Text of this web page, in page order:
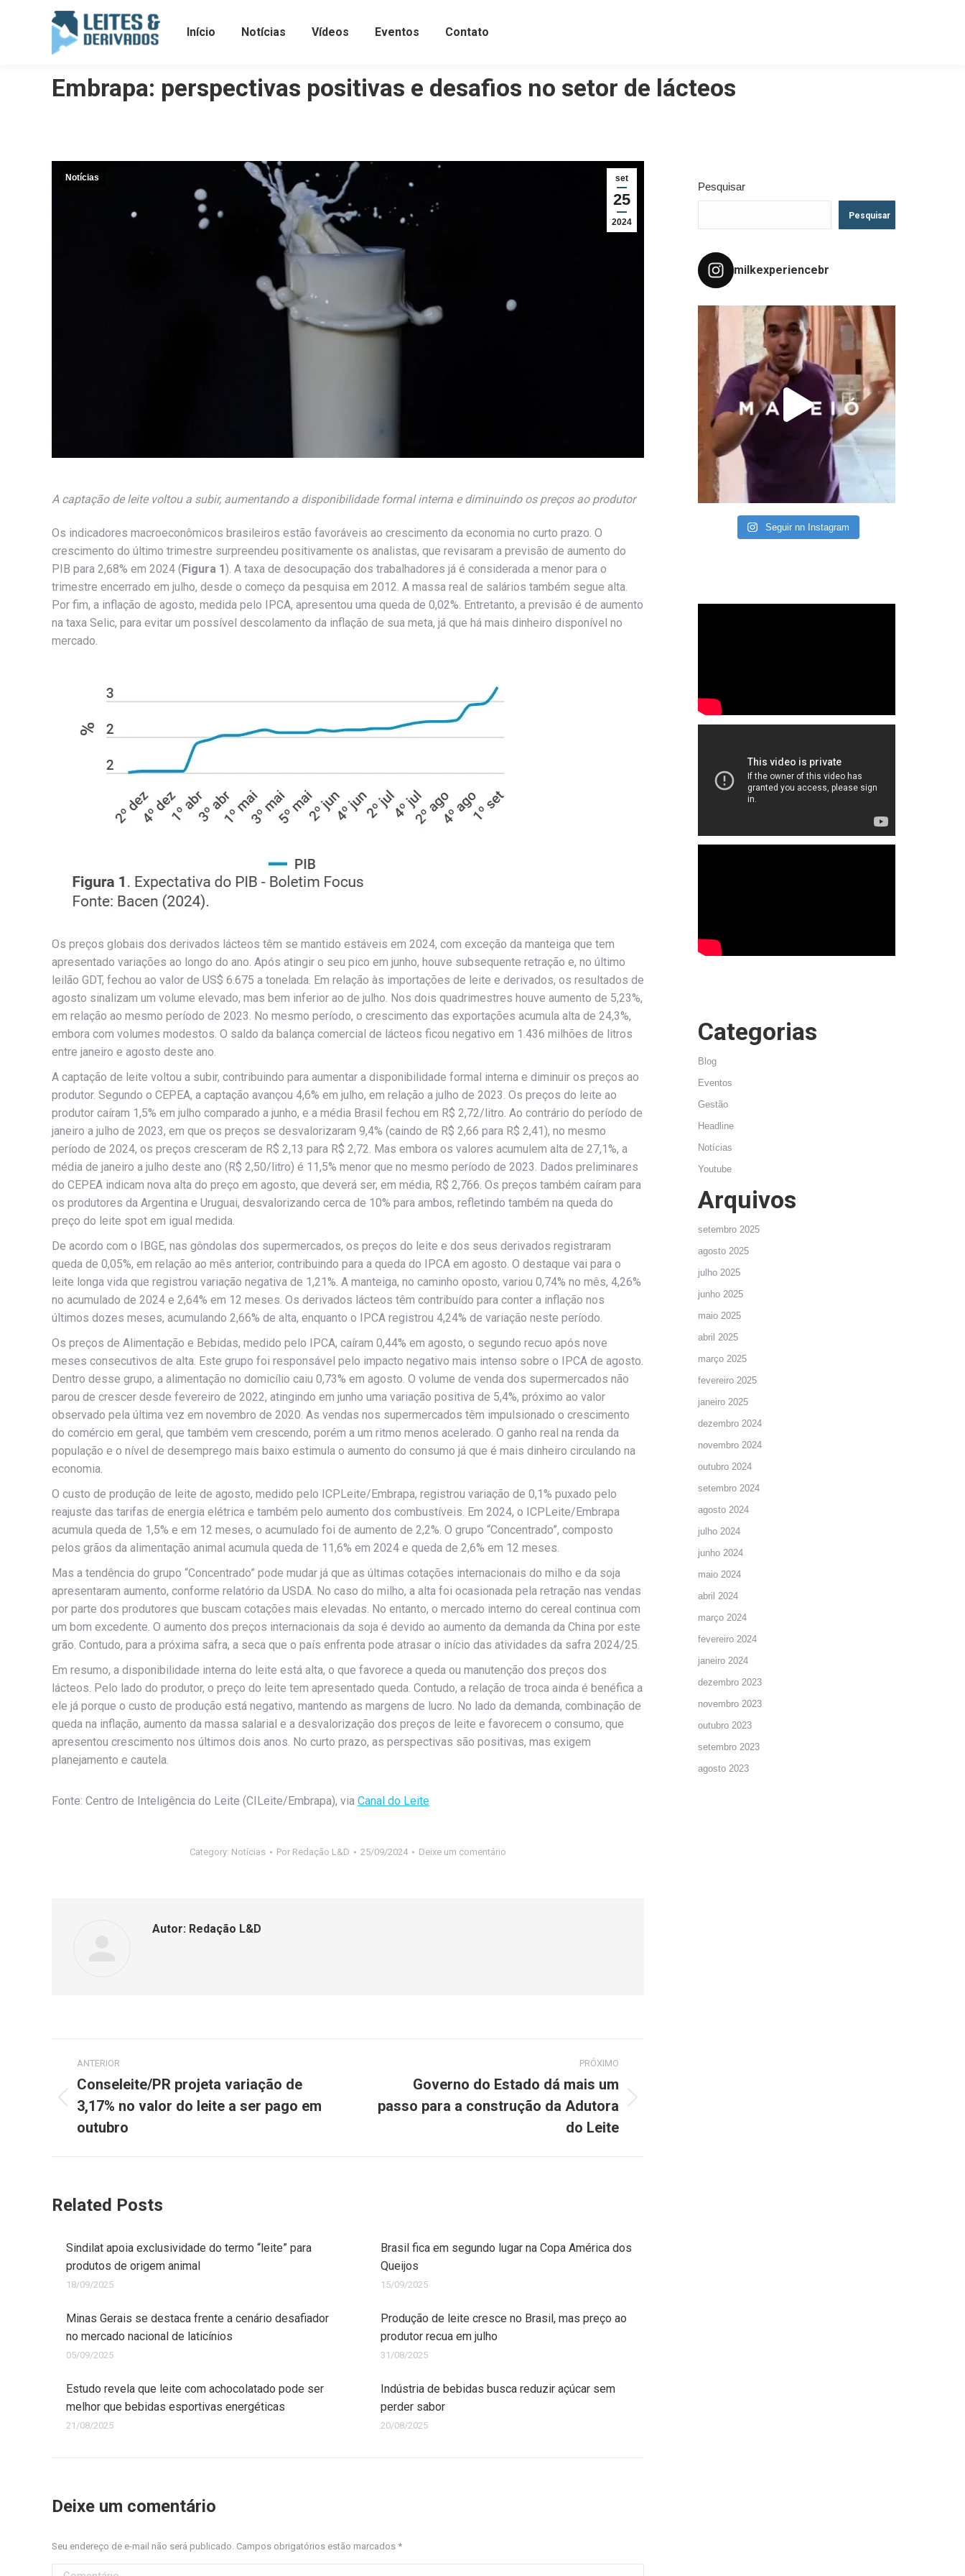
Início Notícias Vídeos Eventos Contato
Embrapa: perspectivas positivas e desafios no setor de lácteos
set
25
2024
Notícias
A captação de leite voltou a subir, aumentando a disponibilidade formal interna e diminuindo os preços ao produtor
Os indicadores macroeconômicos brasileiros estão favoráveis ao crescimento da economia no curto prazo. O
crescimento do último trimestre surpreendeu positivamente os analistas, que revisaram a previsão de aumento do
PIB para 2,68% em 2024 (Figura 1). A taxa de desocupação dos trabalhadores já é considerada a menor para o
trimestre encerrado em julho, desde o começo da pesquisa em 2012. A massa real de salários também segue alta.
Por fim, a inflação de agosto, medida pelo IPCA, apresentou uma queda de 0,02%. Entretanto, a previsão é de aumento
na taxa Selic, para evitar um possível descolamento da inflação de sua meta, já que há mais dinheiro disponível no
mercado.
Os preços globais dos derivados lácteos têm se mantido estáveis em 2024, com exceção da manteiga que tem
apresentado variações ao longo do ano. Após atingir o seu pico em junho, houve subsequente retração e, no último
leilão GDT, fechou ao valor de US$ 6.675 a tonelada. Em relação às importações de leite e derivados, os resultados de
agosto sinalizam um volume elevado, mas bem inferior ao de julho. Nos dois quadrimestres houve aumento de 5,23%,
em relação ao mesmo período de 2023. No mesmo período, o crescimento das exportações acumula alta de 24,3%,
embora com volumes modestos. O saldo da balança comercial de lácteos ficou negativo em 1.436 milhões de litros
entre janeiro e agosto deste ano.
A captação de leite voltou a subir, contribuindo para aumentar a disponibilidade formal interna e diminuir os preços ao
produtor. Segundo o CEPEA, a captação avançou 4,6% em julho, em relação a julho de 2023. Os preços do leite ao
produtor caíram 1,5% em julho comparado a junho, e a média Brasil fechou em R$ 2,72/litro. Ao contrário do período de
janeiro a julho de 2023, em que os preços se desvalorizaram 9,4% (caindo de R$ 2,66 para R$ 2,41), no mesmo
período de 2024, os preços cresceram de R$ 2,13 para R$ 2,72. Mas embora os valores acumulem alta de 27,1%, a
média de janeiro a julho deste ano (R$ 2,50/litro) é 11,5% menor que no mesmo período de 2023. Dados preliminares
do CEPEA indicam nova alta do preço em agosto, que deverá ser, em média, R$ 2,766. Os preços também caíram para
os produtores da Argentina e Uruguai, desvalorizando cerca de 10% para ambos, refletindo também na queda do
preço do leite spot em igual medida.
De acordo com o IBGE, nas gôndolas dos supermercados, os preços do leite e dos seus derivados registraram
queda de 0,05%, em relação ao mês anterior, contribuindo para a queda do IPCA em agosto. O destaque vai para o
leite longa vida que registrou variação negativa de 1,21%. A manteiga, no caminho oposto, variou 0,74% no mês, 4,26%
no acumulado de 2024 e 2,64% em 12 meses. Os derivados lácteos têm contribuído para conter a inflação nos
últimos dozes meses, acumulando 2,66% de alta, enquanto o IPCA registrou 4,24% de variação neste período.
Os preços de Alimentação e Bebidas, medido pelo IPCA, caíram 0,44% em agosto, o segundo recuo após nove
meses consecutivos de alta. Este grupo foi responsável pelo impacto negativo mais intenso sobre o IPCA de agosto.
Dentro desse grupo, a alimentação no domicílio caiu 0,73% em agosto. O volume de venda dos supermercados não
parou de crescer desde fevereiro de 2022, atingindo em junho uma variação positiva de 5,4%, próximo ao valor
observado pela última vez em novembro de 2020. As vendas nos supermercados têm impulsionado o crescimento
do comércio em geral, que também vem crescendo, porém a um ritmo menos acelerado. O ganho real na renda da
população e o nível de desemprego mais baixo estimula o aumento do consumo já que é mais dinheiro circulando na
economia.
O custo de produção de leite de agosto, medido pelo ICPLeite/Embrapa, registrou variação de 0,1% puxado pelo
reajuste das tarifas de energia elétrica e também pelo aumento dos combustíveis. Em 2024, o ICPLeite/Embrapa
acumula queda de 1,5% e em 12 meses, o acumulado foi de aumento de 2,2%. O grupo “Concentrado”, composto
pelos grãos da alimentação animal acumula queda de 11,6% em 2024 e queda de 2,6% em 12 meses.
Mas a tendência do grupo “Concentrado” pode mudar já que as últimas cotações internacionais do milho e da soja
apresentaram aumento, conforme relatório da USDA. No caso do milho, a alta foi ocasionada pela retração nas vendas
por parte dos produtores que buscam cotações mais elevadas. No entanto, o mercado interno do cereal continua com
um bom excedente. O aumento dos preços internacionais da soja é devido ao aumento da demanda da China por este
grão. Contudo, para a próxima safra, a seca que o país enfrenta pode atrasar o início das atividades da safra 2024/25.
Em resumo, a disponibilidade interna do leite está alta, o que favorece a queda ou manutenção dos preços dos
lácteos. Pelo lado do produtor, o preço do leite tem apresentado queda. Contudo, a relação de troca ainda é benéfica a
ele já porque o custo de produção está negativo, mantendo as margens de lucro. No lado da demanda, combinação de
queda na inflação, aumento da massa salarial e a desvalorização dos preços de leite e favorecem o consumo, que
apresentou crescimento nos últimos dois anos. No curto prazo, as perspectivas são positivas, mas exigem
planejamento e cautela.
Fonte: Centro de Inteligência do Leite (CILeite/Embrapa), via Canal do Leite
Category: Notícias Por Redação L&D 25/09/2024 Deixe um comentário
Autor: Redação L&D
ANTERIOR
Conseleite/PR projeta variação de
3,17% no valor do leite a ser pago em
outubro
PRÓXIMO
Governo do Estado dá mais um
passo para a construção da Adutora
do Leite
Related Posts
Sindilat apoia exclusividade do termo “leite” para
produtos de origem animal
18/09/2025
Brasil fica em segundo lugar na Copa América dos
Queijos
15/09/2025
Minas Gerais se destaca frente a cenário desafiador
no mercado nacional de laticínios
05/09/2025
Produção de leite cresce no Brasil, mas preço ao
produtor recua em julho
31/08/2025
Estudo revela que leite com achocolatado pode ser
melhor que bebidas esportivas energéticas
21/08/2025
Indústria de bebidas busca reduzir açúcar sem
perder sabor
20/08/2025
Deixe um comentário
Seu endereço de e-mail não será publicado. Campos obrigatórios estão marcados *
Comentário
Pesquisar
Pesquisar
milkexperiencebr
Seguir nn Instagram
Categorias
Blog
Eventos
Gestão
Headline
Notícias
Youtube
Arquivos
setembro 2025
agosto 2025
julho 2025
junho 2025
maio 2025
abril 2025
março 2025
fevereiro 2025
janeiro 2025
dezembro 2024
novembro 2024
outubro 2024
setembro 2024
agosto 2024
julho 2024
junho 2024
maio 2024
abril 2024
março 2024
fevereiro 2024
janeiro 2024
dezembro 2023
novembro 2023
outubro 2023
setembro 2023
agosto 2023